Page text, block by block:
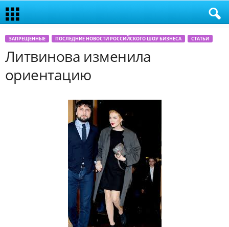
ЗАПРЕЩЕННЫЕ ПОСЛЕДНИЕ НОВОСТИ РОССИЙСКОГО ШОУ БИЗНЕСА СТАТЬИ
Литвинова изменила
ориентацию